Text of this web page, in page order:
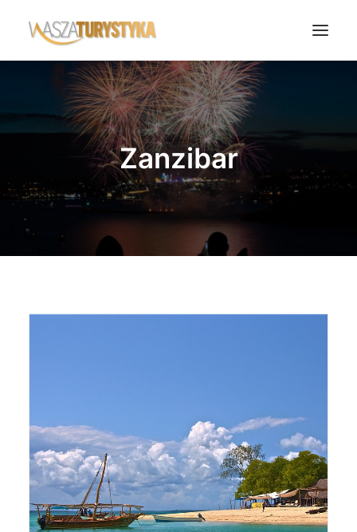
Księga wspomnień
Biura podróży
Noclegi
Polska
Świat
Wasze Podróże
Zanzibar